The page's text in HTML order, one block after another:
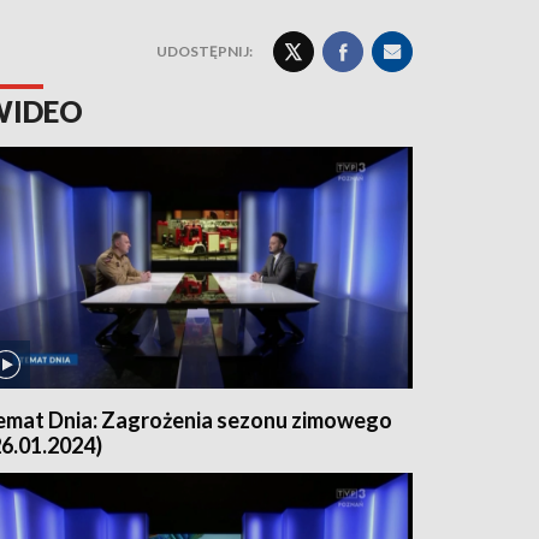
UDOSTĘPNIJ:
Dnia: Zagrożenia sezonu zimowego